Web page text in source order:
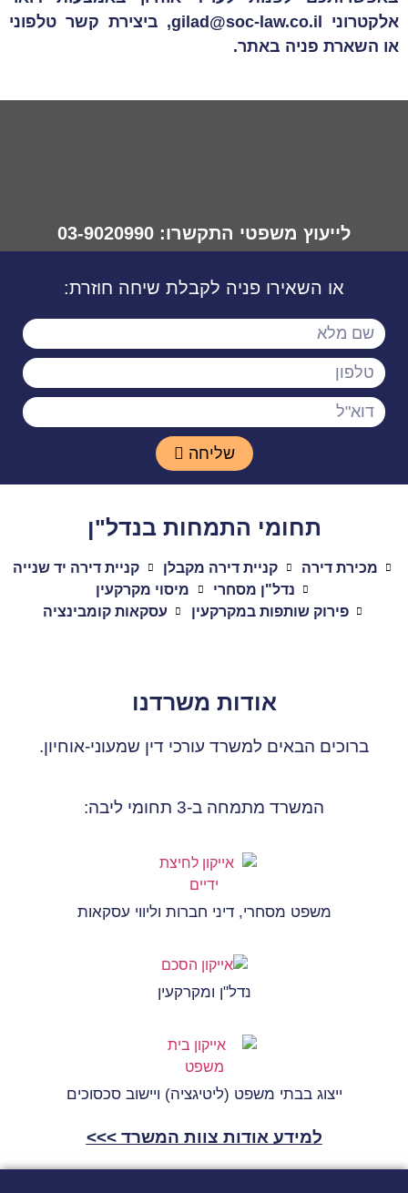
אלקטרוני
gilad@soc-law.co.il, ביצירת קשר טלפוני
או השארת פניה באתר.
לייעוץ משפטי התקשרו: 03-9020990
או השאירו פניה לקבלת שיחה חוזרת:
שליחה
תחומי התמחות בנדל"ן
מכירת דירה קניית דירה מקבלן
קניית דירה יד שנייה
נדל"ן מסחרי
מיסוי מקרקעין
פירוק שותפות במקרקעין
עסקאות קומבינציה
אודות משרדנו
ברוכים הבאים למשרד עורכי דין שמעוני-אוחיון.
המשרד מתמחה ב-3 תחומי ליבה:
משפט מסחרי, דיני חברות וליווי עסקאות
נדל"ן ומקרקעין
ייצוג בבתי משפט (ליטיגציה) ויישוב סכסוכים
למידע אודות צוות המשרד >>>